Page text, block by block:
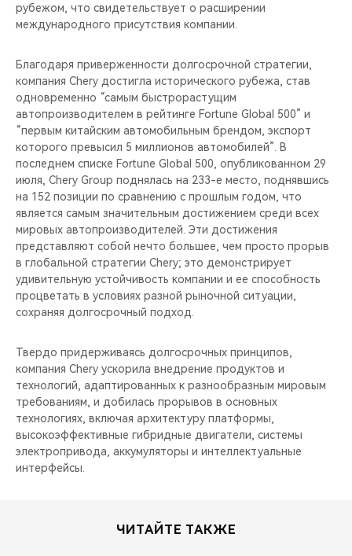
рубежом, что свидетельствует о расширении
международного присутствия компании.
Благодаря приверженности долгосрочной стратегии,
компания Chery достигла исторического рубежа, став
одновременно “самым быстрорастущим
автопроизводителем в рейтинге Fortune Global 500” и
“первым китайским автомобильным брендом, экспорт
которого превысил 5 миллионов автомобилей”. В
последнем списке Fortune Global 500, опубликованном 29
июля, Chery Group поднялась на 233-е место, поднявшись
на 152 позиции по сравнению с прошлым годом, что
является самым значительным достижением среди всех
мировых автопроизводителей. Эти достижения
представляют собой нечто большее, чем просто прорыв
в глобальной стратегии Chery; это демонстрирует
удивительную устойчивость компании и ее способность
процветать в условиях разной рыночной ситуации,
сохраняя долгосрочный подход.
Твердо придерживаясь долгосрочных принципов,
компания Chery ускорила внедрение продуктов и
технологий, адаптированных к разнообразным мировым
требованиям, и добилась прорывов в основных
технологиях, включая архитектуру платформы,
высокоэффективные гибридные двигатели, системы
электропривода, аккумуляторы и интеллектуальные
интерфейсы.
ЧИТАЙТЕ ТАКЖЕ